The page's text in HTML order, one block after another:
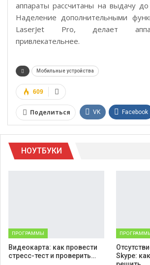
аппараты рассчитаны на выдачу
Наделение дополнительными
LaserJet Pro, делает
привлекательнее.
Мобильные устройства
609
Поделиться VK Facebook
Telegram
НОУТБУКИ
ПРОГРАММЫ
Видеокарта: как провести
стресс-тест и проверить…
Skype: